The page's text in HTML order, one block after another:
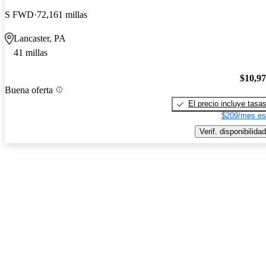
S FWD 72,161 millas
Lancaster, PA
41 millas
Buena oferta
El precio incluye tasas
$209/mes
Verif. disponibilidad